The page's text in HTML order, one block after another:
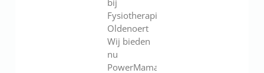
bij
Fysiotherapie
Oldenoert
Wij bieden
nu
PowerMama